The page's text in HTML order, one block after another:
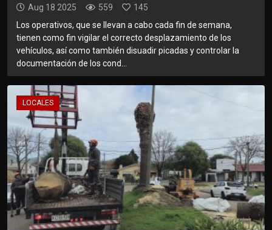
Aug 18 2025 559
145
Los operativos, que se llevan a cabo cada fin de semana,
tienen como fin vigilar el correcto desplazamiento de los
vehículos, así como también disuadir picadas y controlar la
documentación de los cond...
LOCALES